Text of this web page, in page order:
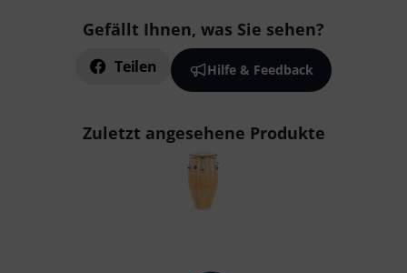
Gefällt Ihnen, was Sie sehen?
Teilen Hilfe & Feedback
Zuletzt angesehene Produkte